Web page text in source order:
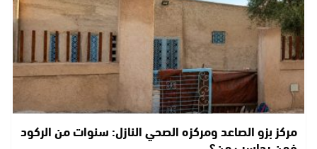
مركز بزو الصاعد ومركزه الصحي النازل: سنوات من الركود